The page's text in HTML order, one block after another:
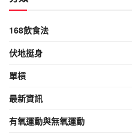
168飲食法
伏地挺身
單槓
最新資訊
有氧運動與無氧運動